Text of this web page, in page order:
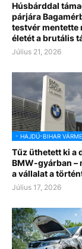
Húsbárddal
párjára
testvér mentette
életét a brutális
Július 21, 2026
- HAJDÚ-BIHAR
Tűz üthetett ki a
BMW-gyárban –
a vállalat a
Július 17, 2026